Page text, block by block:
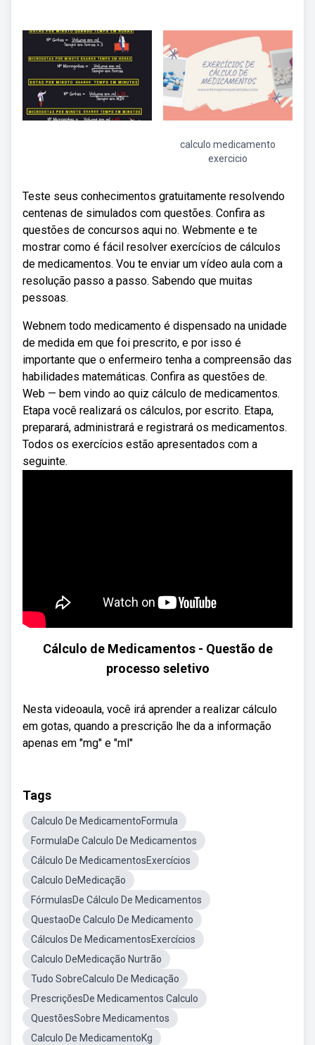
calculo medicamento
exercicio
Teste seus conhecimentos gratuitamente resolvendo
centenas de simulados com questões. Confira as
questões de concursos aqui no. Webmente e te
mostrar como é fácil resolver exercícios de cálculos
de medicamentos. Vou te enviar um vídeo aula com a
resolução passo a passo. Sabendo que muitas
pessoas.
Webnem todo medicamento é dispensado na unidade
de medida em que foi prescrito, e por isso é
importante que o enfermeiro tenha a compreensão das
habilidades matemáticas. Confira as questões de.
Web — bem vindo ao quiz cálculo de medicamentos.
Etapa você realizará os cálculos, por escrito. Etapa,
preparará, administrará e registrará os medicamentos.
Todos os exercícios estão apresentados com a
seguinte.
Cálculo de Medicamentos - Questão de
processo seletivo
Nesta videoaula, você irá aprender a realizar cálculo
em gotas, quando a prescrição lhe da a informação
apenas em "mg" e "ml"
Tags
Calculo De MedicamentoFormula
FormulaDe Calculo De Medicamentos
Cálculo De MedicamentosExercícios
Calculo DeMedicação
FórmulasDe Cálculo De Medicamentos
QuestaoDe Calculo De Medicamento
Cálculos De MedicamentosExercícios
Calculo DeMedicação Nurtrão
Tudo SobreCalculo De Medicação
PrescriçõesDe Medicamentos Calculo
QuestõesSobre Medicamentos
Calculo De MedicamentoKg